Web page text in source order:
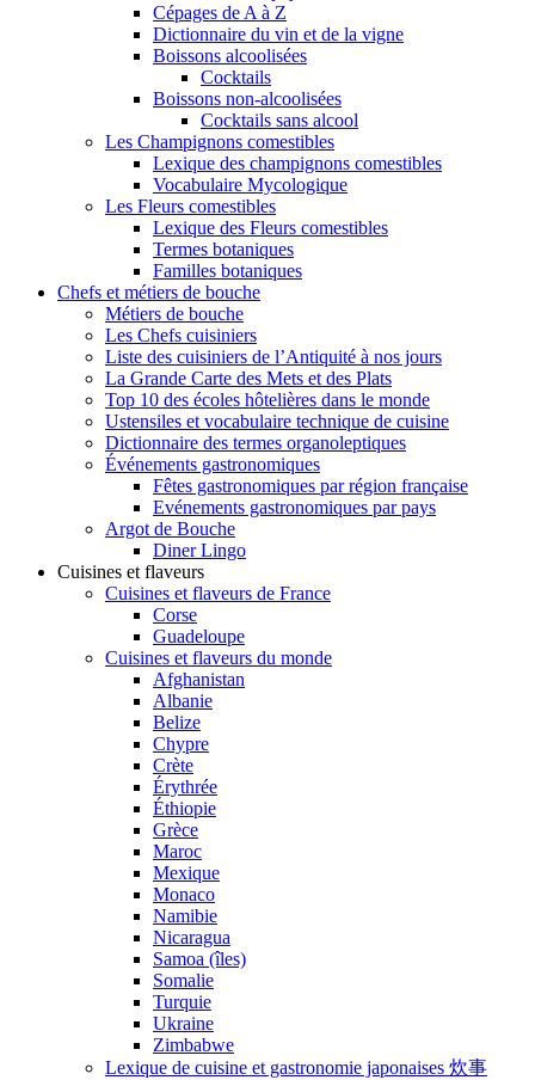
Cépages de A à Z
Dictionnaire du vin et de la vigne
Boissons alcoolisées
Cocktails
Boissons non-alcoolisées
Cocktails sans alcool
Les Champignons comestibles
Lexique des champignons comestibles
Vocabulaire Mycologique
Les Fleurs comestibles
Lexique des Fleurs comestibles
Termes botaniques
Familles botaniques
Chefs et métiers de bouche
Métiers de bouche
Les Chefs cuisiniers
Liste des cuisiniers de l’Antiquité à nos jours
La Grande Carte des Mets et des Plats
Top 10 des écoles hôtelières dans le monde
Ustensiles et vocabulaire technique de cuisine
Dictionnaire des termes organoleptiques
Événements gastronomiques
Fêtes gastronomiques par région française
Evénements gastronomiques par pays
Argot de Bouche
Diner Lingo
Cuisines et flaveurs
Cuisines et flaveurs de France
Corse
Guadeloupe
Cuisines et flaveurs du monde
Afghanistan
Albanie
Belize
Chypre
Crète
Érythrée
Éthiopie
Grèce
Maroc
Mexique
Monaco
Namibie
Nicaragua
Samoa (îles)
Somalie
Turquie
Ukraine
Zimbabwe
Lexique de cuisine et gastronomie japonaises 炊事